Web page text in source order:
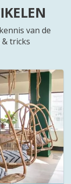
van de
tricks